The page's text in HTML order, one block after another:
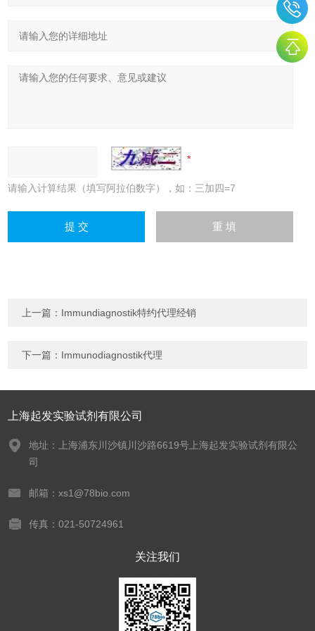
请输入计算结果（填写阿拉伯数字），如：三加四=7
上一篇： Immundiagnostik特约代理经销
下一篇： Immunodiagnostik代理
上海起发实验试剂有限公司
地址：上海浦东川沙镇川沙路6619号上海起发实验试剂有限公
司
邮箱：xs1@78bio.com
传真：021-50724961
关注我们